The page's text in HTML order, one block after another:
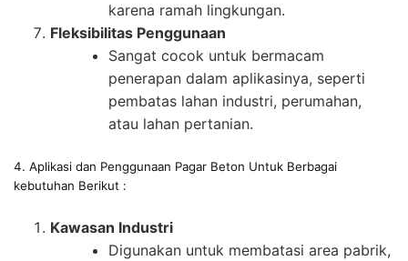
karena ramah lingkungan.
Fleksibilitas Penggunaan
Sangat cocok untuk bermacam
penerapan dalam aplikasinya, seperti
pembatas lahan industri, perumahan,
atau lahan pertanian.
4. Aplikasi dan Penggunaan Pagar Beton Untuk Berbagai
kebutuhan Berikut :
Kawasan Industri
Digunakan untuk membatasi area pabrik,